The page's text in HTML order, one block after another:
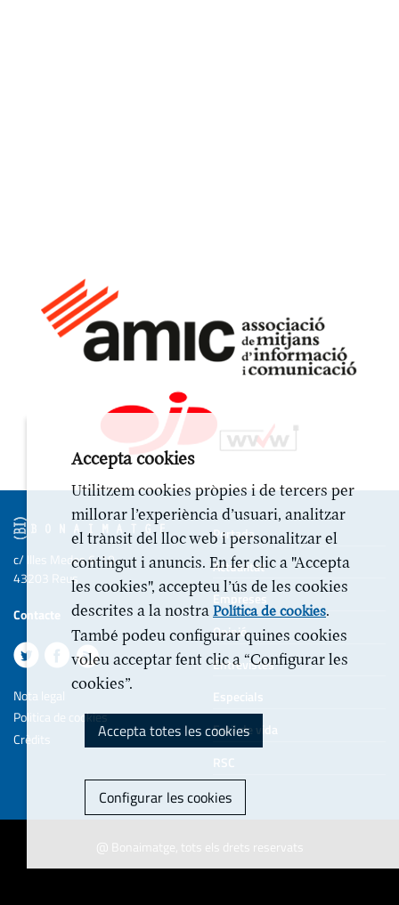
Portada
Actualitat
Empreses
Opinió
Entrevistes
Especials
Estil de vida
RSC
c/ Illes Medes 6-10
43203 Reus
Contacte
Nota legal
Politica de cookies
Crèdits
@ Bonaimatge, tots els drets reservats
Accepta cookies
Utilitzem cookies pròpies i de tercers per
millorar l’experiència d’usuari, analitzar
el trànsit del lloc web i personalitzar el
contingut i anuncis. En fer clic a "Accepta
les cookies", accepteu l’ús de les cookies
descrites a la nostra Política de cookies.
També podeu configurar quines cookies
voleu acceptar fent clic a “Configurar les
cookies”.
Accepta totes les cookies
Configurar les cookies